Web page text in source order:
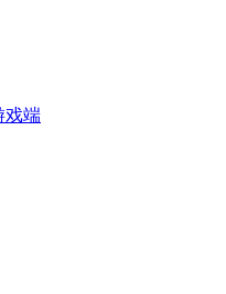
戏端